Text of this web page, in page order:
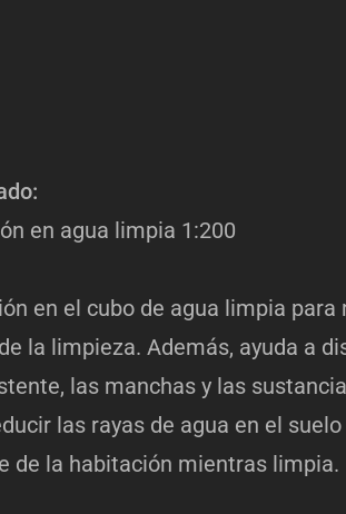
en agua limpia 1:200
en el cubo de agua limpia para
la limpieza. Además, ayuda a
las manchas y las
las rayas de agua en el suelo
de la habitación mientras limpia.